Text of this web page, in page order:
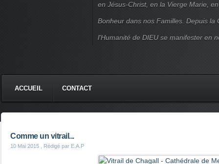
en Jésus-Christ, en la Vierge Marie,
Bonheur dans nos Familles. Depuis la
l'Humanité de DIEU se manifester en
ACCUEIL CONTACT
Comme un vitrail...
10 Mai 2015 , Rédigé par E.A.P